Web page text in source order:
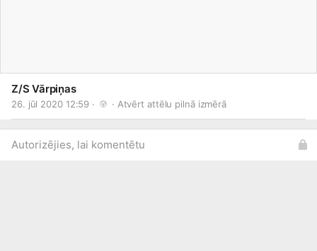
Z/S Vārpiņas
26. jūl 2020 12:59 · · Atvērt attēlu pilnā izmērā
Autorizējies, lai komentētu